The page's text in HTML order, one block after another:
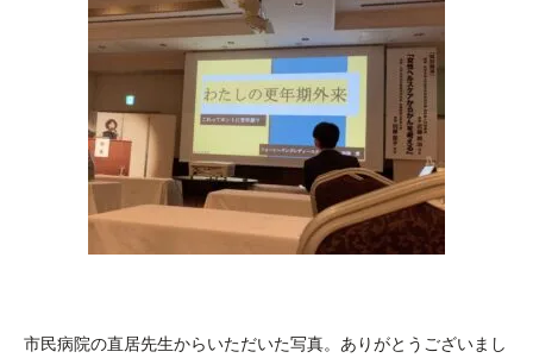
市民病院の直居先生からいただいた写真。ありがとうございまし